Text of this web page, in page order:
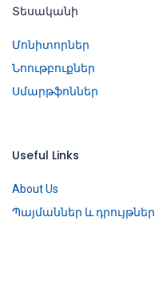
Տեսականի
Մոնիտորներ
Նոութբուքներ
Սմարթֆոններ
Useful Links
About Us
Պայմաններ և դրույթներ